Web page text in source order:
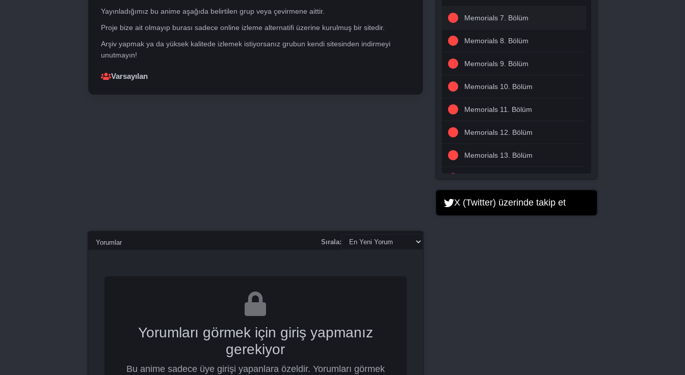
Yayınladığımız bu anime aşağıda belirtilen grup veya çevirmene aittir.
Proje bize ait olmayıp burası sadece online izleme alternatifi üzerine kurulmuş bir sitedir.
Arşiv yapmak ya da yüksek kalitede izlemek istiyorsanız grubun kendi sitesinden indirmeyi
unutmayın!
Varsayılan
Memorials 7. Bölüm
Memorials 8. Bölüm
Memorials 9. Bölüm
Memorials 10. Bölüm
Memorials 11. Bölüm
Memorials 12. Bölüm
Memorials 13. Bölüm
Memorials 15. Bölüm
X (Twitter) üzerinde takip et
Yorumlar Sırala:
Yorumları görmek için giriş yapmanız
gerekiyor
Bu anime sadece üye girişi yapanlara özeldir. Yorumları görmek